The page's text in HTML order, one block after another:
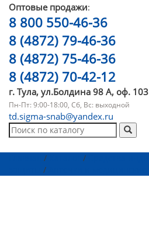
Оптовые продажи:
8 800 550-46-36
8 (4872) 79-46-36
8 (4872) 75-46-36
8 (4872) 70-42-12
г. Тула, ул.Болдина 98 А, оф. 103
Пн-Пт: 9:00-18:00, Сб, Вс: выходной
td.sigma-snab@yandex.ru
/ /
/